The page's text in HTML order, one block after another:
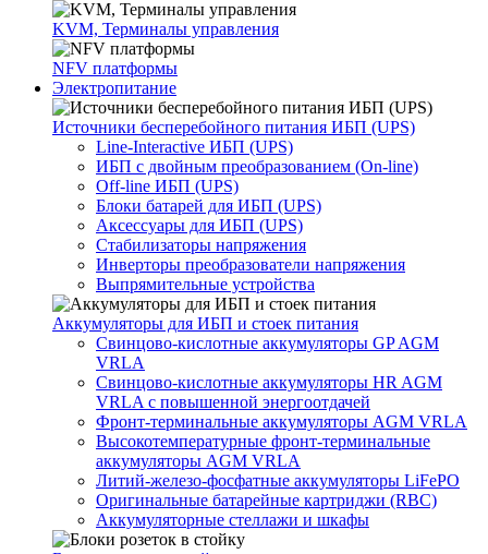
KVM, Терминалы управления
NFV платформы
Электропитание
Источники бесперебойного питания ИБП (UPS)
Line-Interactive ИБП (UPS)
ИБП с двойным преобразованием (On-line)
Off-line ИБП (UPS)
Блоки батарей для ИБП (UPS)
Аксессуары для ИБП (UPS)
Стабилизаторы напряжения
Инверторы преобразователи напряжения
Выпрямительные устройства
Аккумуляторы для ИБП и стоек питания
Свинцово-кислотные аккумуляторы GP AGM
VRLA
Свинцово-кислотные аккумуляторы HR AGM
VRLA с повышенной энергоотдачей
Фронт-терминальные аккумуляторы AGM VRLA
Высокотемпературные фронт-терминальные
аккумуляторы AGM VRLA
Литий-железо-фосфатные аккумуляторы LiFePO
Оригинальные батарейные картриджи (RBC)
Аккумуляторные стеллажи и шкафы